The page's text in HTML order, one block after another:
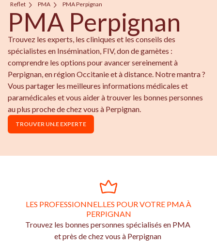
Reflet PMA PMA Perpignan
PMA Perpignan
Trouvez les experts, les cliniques et les conseils des
spécialistes en Insémination, FIV, don de gamètes :
comprendre les options pour avancer sereinement à
Perpignan, en région Occitanie et à distance. Notre mantra ?
Vous partager les meilleures informations médicales et
paramédicales et vous aider à trouver les bonnes personnes
au plus proche de chez vous à Perpignan.
TROUVER UN.E EXPERTE
LES PROFESSIONNEL.LES POUR VOTRE PMA À
PERPIGNAN
Trouvez les bonnes personnes spécialisés en PMA
et près de chez vous à Perpignan